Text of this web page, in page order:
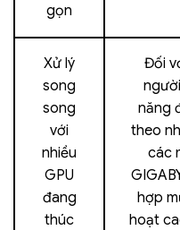
gọn
Xử lý
song
song
với
nhiều
GPU
đang
thúc
Đối
năng
theo
các
hợp
hoạt